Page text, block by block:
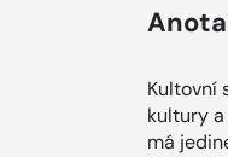
Kultovní
kultury
má